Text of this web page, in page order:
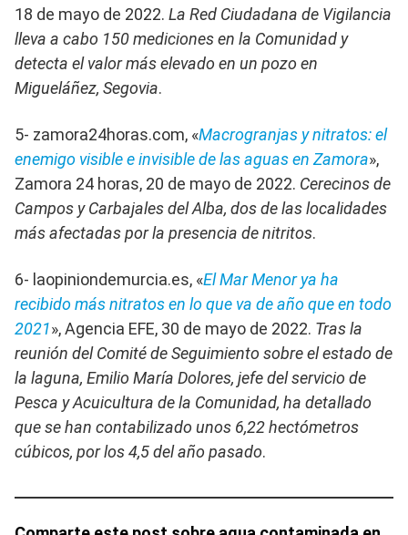
18 de mayo de 2022. La Red Ciudadana de Vigilancia
lleva a cabo 150 mediciones en la Comunidad y
detecta el valor más elevado en un pozo en
Migueláñez, Segovia.
5- zamora24horas.com, «Macrogranjas y nitratos: el
enemigo visible e invisible de las aguas en Zamora»,
Zamora 24 horas, 20 de mayo de 2022. Cerecinos de
Campos y Carbajales del Alba, dos de las localidades
más afectadas por la presencia de nitritos.
6- laopiniondemurcia.es, «El Mar Menor ya ha
recibido más nitratos en lo que va de año que en todo
2021», Agencia EFE, 30 de mayo de 2022. Tras la
reunión del Comité de Seguimiento sobre el estado de
la laguna, Emilio María Dolores, jefe del servicio de
Pesca y Acuicultura de la Comunidad, ha detallado
que se han contabilizado unos 6,22 hectómetros
cúbicos, por los 4,5 del año pasado.